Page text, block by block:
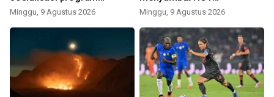
pemerintah lewat balon
Minggu, 9 Agustus 2026
Kemerdekaan
Minggu, 9 Agustus 2026